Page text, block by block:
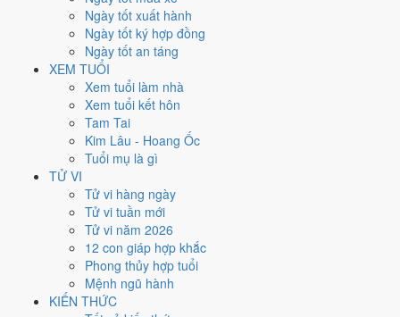
Ngày tốt xuất hành
Ngày tốt ký hợp đồng
Ngày tốt an táng
XEM TUỔI
Xem tuổi làm nhà
Xem tuổi kết hôn
Tam Tai
Kim Lâu - Hoang Ốc
Tuổi mụ là gì
TỬ VI
Tử vi hàng ngày
Tử vi tuần mới
Tử vi năm 2026
12 con giáp hợp khắc
Phong thủy hợp tuổi
Mệnh ngũ hành
KIẾN THỨC
Tiết Đại Hàn
Canh Tý
Canh Tý
Ngày Nhâm Thân có TrựcPhá
Thiên Lao hắc đạo
nên đây là Ngày Đại Hung, tránh hẳn cưới hỏi, khai trương,
Tý, Thìn, Tỵhợp ngày; tuổi